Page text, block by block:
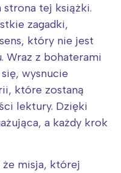
strona tej książki.
zagadki,
który nie jest
Wraz z bohaterami
wysnucie
które zostaną
lektury. Dzięki
a każdy krok
że misja, której